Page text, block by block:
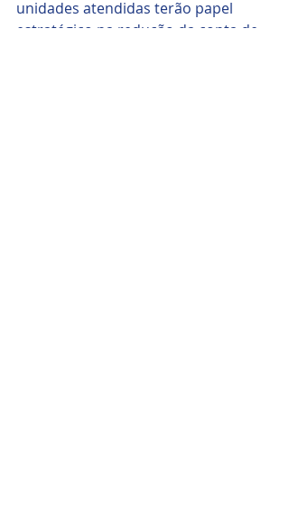
unidades atendidas terão papel
estratégico na redução da conta de